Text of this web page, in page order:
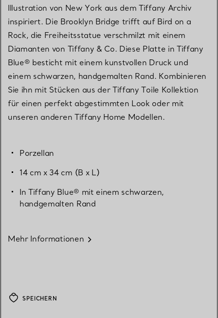
Illustration von New York aus dem Tiffany Archiv
inspiriert. Die Brooklyn Bridge trifft auf Bird on a
Rock, die Freiheitsstatue verschmilzt mit einem
Diamanten von Tiffany & Co. Diese Platte in Tiffany
Blue® besticht mit einem kunstvollen Druck und
einem schwarzen, handgemalten Rand. Kombinieren
Sie ihn mit Stücken aus der Tiffany Toile Kollektion
für einen perfekt abgestimmten Look oder mit
unseren anderen Tiffany Home Modellen.
Porzellan
14 cm x 34 cm (B x L)
In Tiffany Blue® mit einem schwarzen,
handgemalten Rand
Mehr Informationen
SPEICHERN